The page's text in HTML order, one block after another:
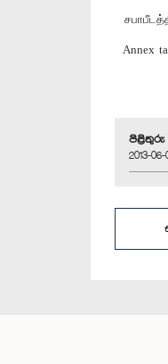
Annex
පිළිතුරු
2013-06-